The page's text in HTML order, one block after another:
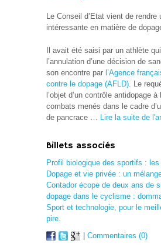
Le Conseil d’Etat vient de rendre
intéressante en matière de
Il avait été saisi par un athlète
l’annulation d’une décision de
son encontre par l’Agence
contre le dopage (AFLD). Le
l’objet d’un contrôle antidopage à
combats menés dans le cadre
de pancrace … Lire la suite de
Billets associés
Profil biologique des sportifs :
Dopage et vie privée : un
Contador écope de deux ans de
dopage dans le cyclisme :
Sport et technologie, pour le
pire.
Commentaires (0)